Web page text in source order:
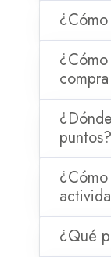
puntos?
¿Qué